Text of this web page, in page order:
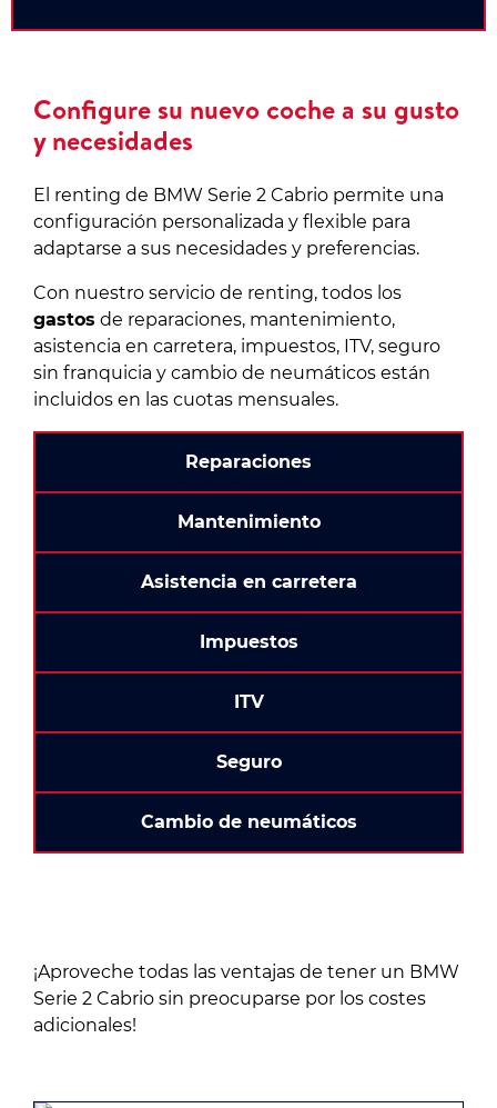
Configure su nuevo coche a su gusto
y necesidades
El renting de BMW Serie 2 Cabrio permite una
configuración personalizada y flexible para
adaptarse a sus necesidades y preferencias.
Con nuestro servicio de renting, todos los
gastos de reparaciones, mantenimiento,
asistencia en carretera, impuestos, ITV, seguro
sin franquicia y cambio de neumáticos están
incluidos en las cuotas mensuales.
Reparaciones
Mantenimiento
Asistencia en carretera
Impuestos
ITV
Seguro
Cambio de neumáticos
¡Aproveche todas las ventajas de tener un BMW
Serie 2 Cabrio sin preocuparse por los costes
adicionales!